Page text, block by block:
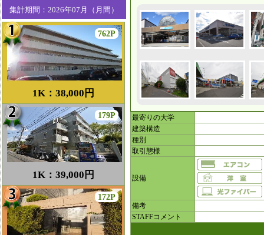
最寄りの大学
建築構造
種別
取引態様
設備
備考
STAFFコメント
集計期間：2026年07月（月間）
1K：38,000円
762P
1K：39,000円
179P
172P